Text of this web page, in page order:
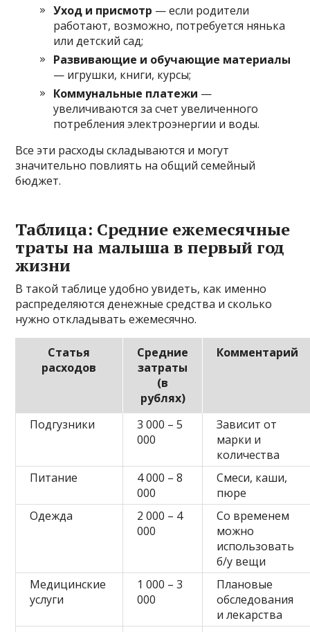
Уход и присмотр — если родители
работают, возможно, потребуется нянька
или детский сад;
Развивающие и обучающие материалы
— игрушки, книги, курсы;
Коммунальные платежи —
увеличиваются за счет увеличенного
потребления электроэнергии и воды.
Все эти расходы складываются и могут
значительно повлиять на общий семейный
бюджет.
Таблица: Средние ежемесячные
траты на малыша в первый год
жизни
В такой таблице удобно увидеть, как именно
распределяются денежные средства и сколько
нужно откладывать ежемесячно.
Статья
расходов
Средние
затраты
(в
рублях)
Комментарий
Подгузники
3 000 – 5
000
Зависит от
марки и
количества
Питание
4 000 – 8
000
Смеси, каши,
пюре
Одежда
2 000 – 4
000
Со временем
можно
использовать
б/у вещи
Медицинские
услуги
1 000 – 3
000
Плановые
обследования
и лекарства